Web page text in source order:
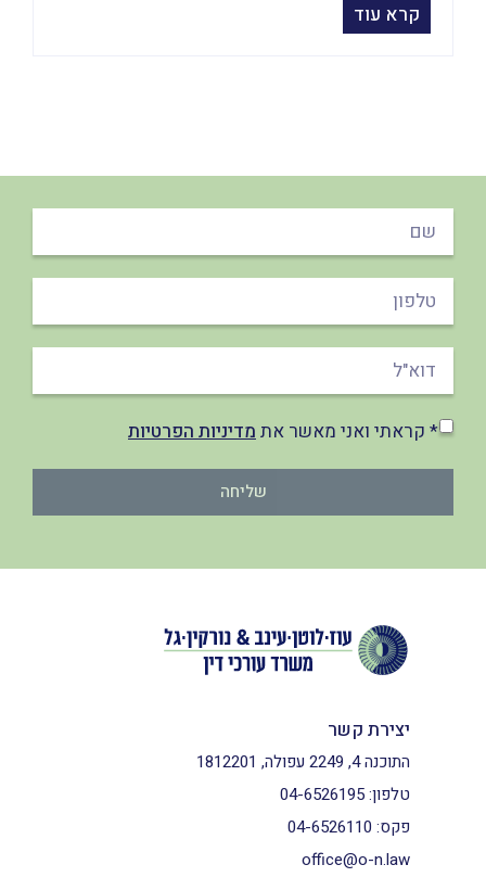
קרא עוד
* קראתי ואני מאשר אתמדיניות הפרטיות
שליחה
יצירת קשר
התוכנה 4, 2249 עפולה, 1812201
טלפון:04-6526195
פקס: 04-6526110
office@o-n.law